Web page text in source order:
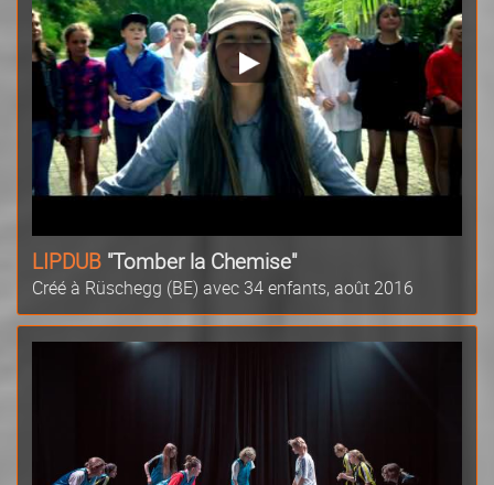
LIPDUB "Tomber la Chemise"
Créé à Rüschegg (BE) avec 34 enfants, août 2016